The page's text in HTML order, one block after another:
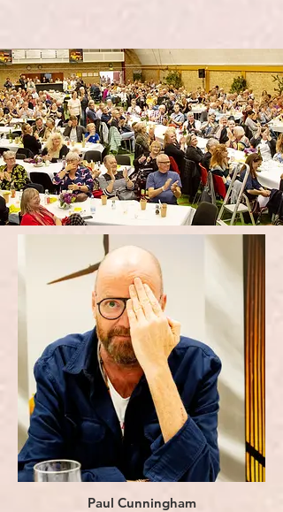
Paul Cunningham